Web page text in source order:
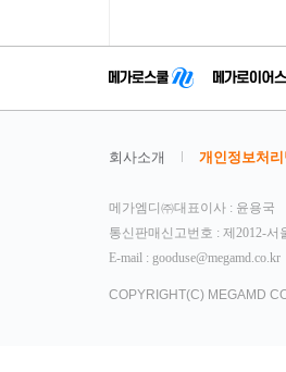
회사소개 개인정보처리
메가엠디㈜대표이사 : 윤용국
통신판매신고번호 : 제2012-서
E-mail : gooduse@megamd.co.kr
COPYRIGHT(C) MEGAMD